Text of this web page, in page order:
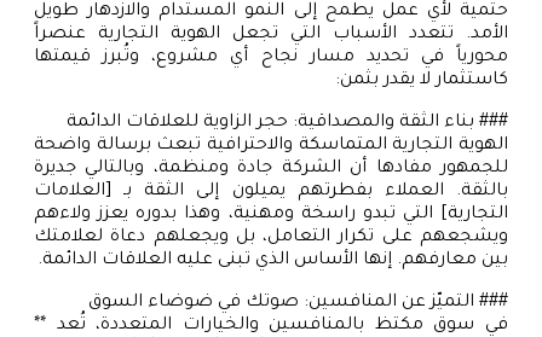
حتمية لأي عمل يطمح إلى النمو المستدام والازدهار طويل
الأمد. تتعدد الأسباب التي تجعل الهوية التجارية عنصراً
محورياً في تحديد مسار نجاح أي مشروع، وتُبرز قيمتها
كاستثمار لا يقدر بثمن:
### بناء الثقة والمصداقية: حجر الزاوية للعلاقات الدائمة
الهوية التجارية المتماسكة والاحترافية تبعث برسالة واضحة
للجمهور مفادها أن الشركة جادة ومنظمة، وبالتالي جديرة
بالثقة. العملاء بفطرتهم يميلون إلى الثقة بـ [العلامات
التجارية] التي تبدو راسخة ومهنية، وهذا بدوره يعزز ولاءهم
ويشجعهم على تكرار التعامل، بل ويجعلهم دعاة لعلامتك
بين معارفهم. إنها الأساس الذي تبنى عليه العلاقات الدائمة.
### التميّز عن المنافسين: صوتك في ضوضاء السوق
في سوق مكتظ بالمنافسين والخيارات المتعددة، تُعد **